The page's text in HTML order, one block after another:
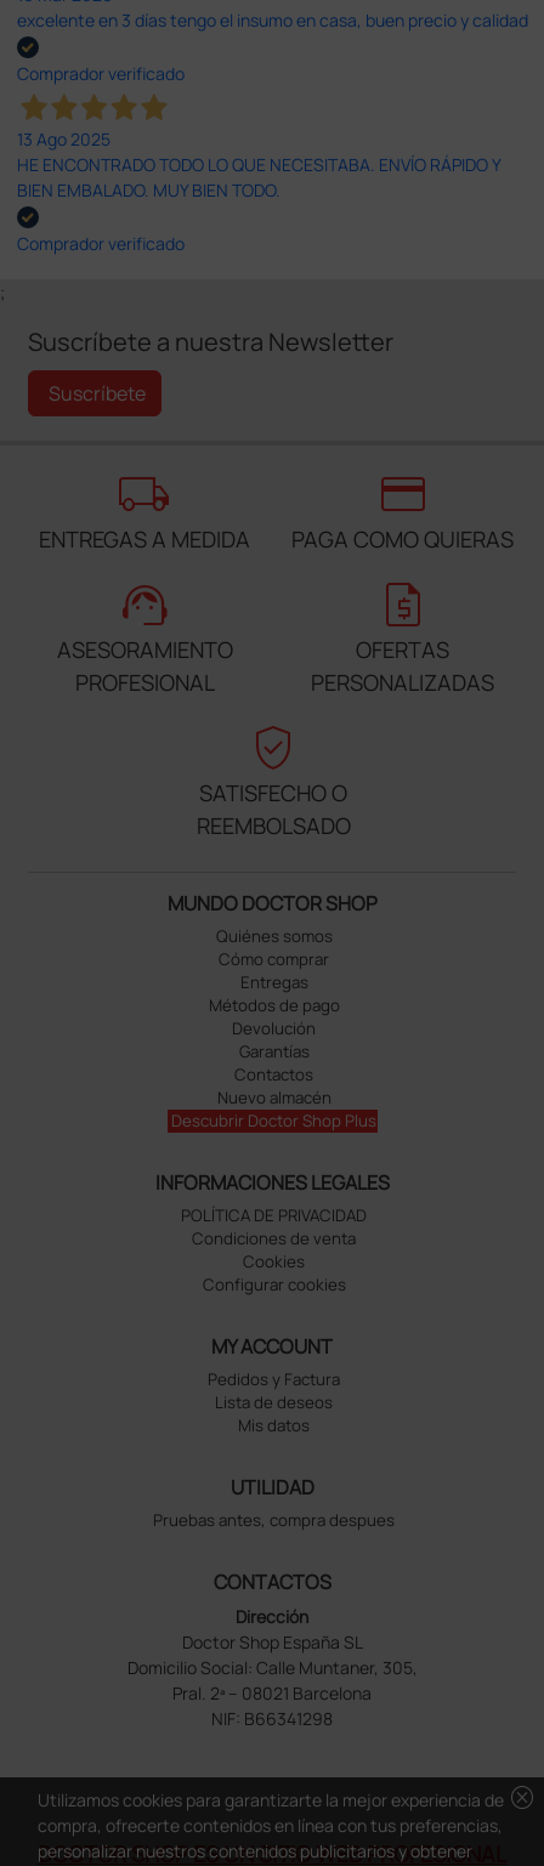
excelente en 3 días tengo el insumo en casa, buen precio y calidad
Comprador verificado
13 Ago 2025
HE ENCONTRADO TODO LO QUE NECESITABA. ENVÍO RÁPIDO Y
BIEN EMBALADO. MUY BIEN TODO.
Comprador verificado
;
Suscríbete a nuestra Newsletter
Suscríbete
local_shipping
ENTREGAS A MEDIDA
credit_card
PAGA COMO QUIERAS
support_agent
ASESORAMIENTO
PROFESIONAL
request_quote
OFERTAS
PERSONALIZADAS
verified_user
SATISFECHO O
REEMBOLSADO
MUNDO DOCTOR SHOP
Quiénes somos
Cómo comprar
Entregas
Métodos de pago
Devolución
Garantías
Contactos
Nuevo almacén
Descubrir Doctor Shop Plus
INFORMACIONES LEGALES
POLÍTICA DE PRIVACIDAD
Condiciones de venta
Cookies
Configurar cookies
MY ACCOUNT
Pedidos y Factura
Lista de deseos
Mis datos
UTILIDAD
Pruebas antes, compra despues
CONTACTOS
Dirección
Doctor Shop España SL
Domicilio Social: Calle Muntaner, 305,
Pral. 2ª – 08021 Barcelona
NIF: B66341298
DOCTOR SHOP ES UN SITIO WEB PROFESIONAL
cancel
Utilizamos cookies para garantizarte la mejor experiencia de
compra, ofrecerte contenidos en línea con tus preferencias,
personalizar nuestros contenidos publicitarios y obtener